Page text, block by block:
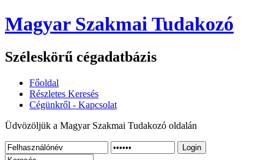
Magyar Szakmai Tudakozó
Széleskörű cégadatbázis
Főoldal
Részletes Keresés
Cégünkről - Kapcsolat
Üdvözöljük a Magyar Szakmai Tudakozó oldalán
Login